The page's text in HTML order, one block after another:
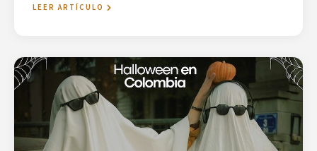
LEER ARTÍCULO